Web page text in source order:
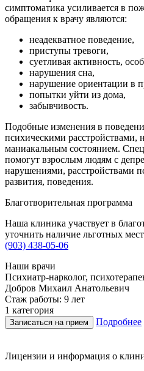
симптоматика усиливается в
обращения к врачу являются:
неадекватное поведение,
приступы тревоги,
суетливая активность,
нарушения сна,
нарушение ориентации в
попытки уйти из дома,
забывчивость.
Подобные изменения в
психическими расстройствами,
маниакальным состоянием.
помогут взрослым людям с
нарушениями, расстройствами
развития, поведения.
Благотворительная программа
Наша клиника участвует в
уточнить наличие льготных
(903) 438-05-06
Наши врачи
Психиатр-нарколог,
Добров Михаил Анатольевич
Стаж работы: 9 лет
1 категория
Записаться на прием Подробнее
Лицензии и информация о